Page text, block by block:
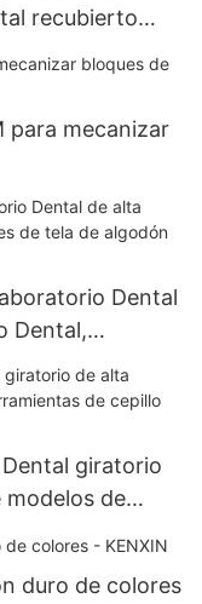
recubierto
para mecanizar
Dental
Dental,
laboratorio
giratorio
modelos de
de dentadura
duro de colores